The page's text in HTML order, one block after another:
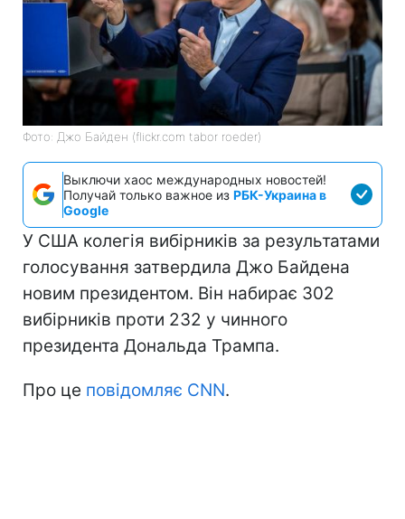
Фото: Джо Байден (flickr.com tabor roeder)
Выключи хаос международных новостей!
Получай только важное из РБК-Украина в
Google
У США колегія вибірників за результатами
голосування затвердила Джо Байдена
новим президентом. Він набирає 302
вибірників проти 232 у чинного
президента Дональда Трампа.
Про це повідомляє CNN.